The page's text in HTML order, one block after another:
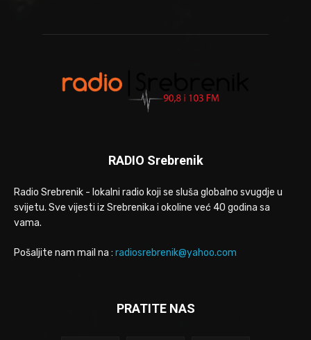
RADIO Srebrenik
Radio Srebrenik - lokalni radio koji se sluša globalno svugdje u
svijetu. Sve vijesti iz Srebrenika i okoline već 40 godina sa
vama.
Pošaljite nam mail na : radiosrebrenik@yahoo.com
PRATITE NAS